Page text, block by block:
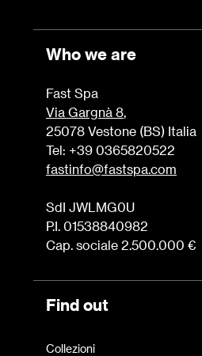
Who we are
Fast Spa
Via Gargnà 8,
25078 Vestone (BS) Italia
Tel: +39 0365820522
fastinfo@fastspa.com
SdI JWLMG0U
P.I. 01538840982
Cap. sociale 2.500.000 €
Find out
Collezioni